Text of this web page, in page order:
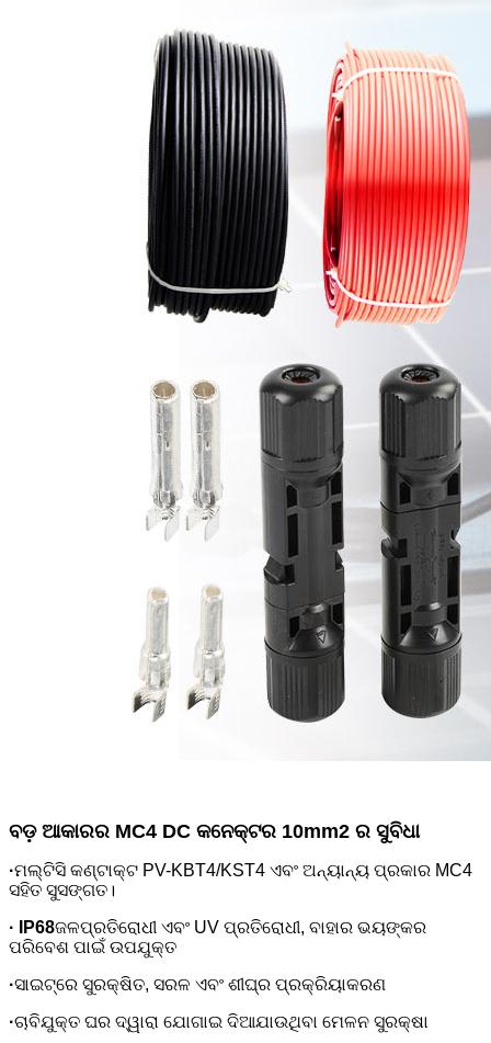
ବଡ଼ ଆକାରର MC4 DC କନେକ୍ଟର 10mm2 ର ସୁବିଧା
·ମଲ୍ଟିସି କଣ୍ଟାକ୍ଟ PV-KBT4/KST4 ଏବଂ ଅନ୍ୟାନ୍ୟ ପ୍ରକାର MC4
ସହିତ ସୁସଙ୍ଗତ।
· IP68ଜଳପ୍ରତିରୋଧୀ ଏବଂ UV ପ୍ରତିରୋଧୀ, ବାହାର ଭୟଙ୍କର
ପରିବେଶ ପାଇଁ ଉପଯୁକ୍ତ
·ସାଇଟ୍‌ରେ ସୁରକ୍ଷିତ, ସରଳ ଏବଂ ଶୀଘ୍ର ପ୍ରକ୍ରିୟାକରଣ
·ଚାବିଯୁକ୍ତ ଘର ଦ୍ୱାରା ଯୋଗାଇ ଦିଆଯାଉଥିବା ମେଳନ ସୁରକ୍ଷା